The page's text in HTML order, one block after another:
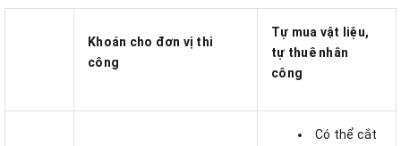
Khoán cho đơn vị thi
công
Tự mua vật liệu,
tự thuê nhân
công
Có thể cắt